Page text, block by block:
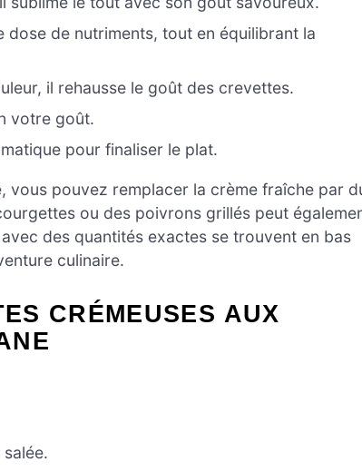
de nutriments, tout en équilibrant la
il rehausse le goût des crevettes.
votre goût.
pour finaliser le plat.
vous pouvez remplacer la crème fraîche par
ou des poivrons grillés peut
des quantités exactes se trouvent en bas
culinaire.
CRÉMEUSES AUX